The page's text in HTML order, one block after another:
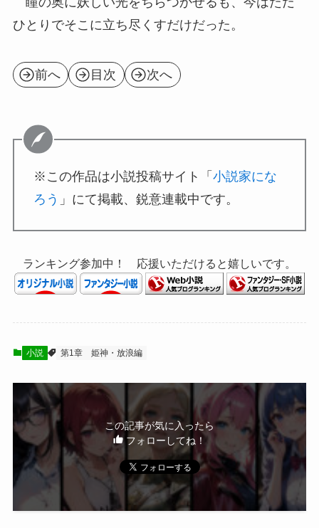
ひとりでそこに立ち尽くすだけだった。
前へ 目次 次へ
※この作品は小説投稿サイト「 小説家にな
ろう 」にて掲載、鋭意連載中です。
ランキング参加中！ 応援いただけると嬉しいです。
小説 第1章 姫神・放浪編
この記事が気に入ったら
フォローしてね！